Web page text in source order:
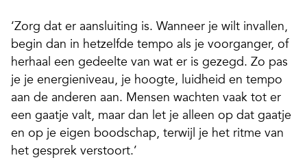
‘Zorg dat er aansluiting is. Wanneer je wilt invallen,
begin dan in hetzelfde tempo als je voorganger, of
herhaal een gedeelte van wat er is gezegd. Zo pas
je je energieniveau, je hoogte, luidheid en tempo
aan de anderen aan. Mensen wachten vaak tot er
een gaatje valt, maar dan let je alleen op dat gaatje
en op je eigen boodschap, terwijl je het ritme van
het gesprek verstoort.’